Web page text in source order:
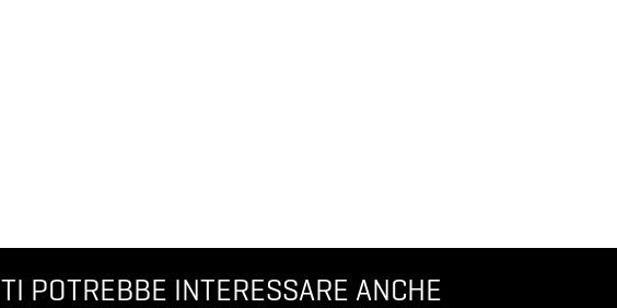
TI POTREBBE INTERESSARE ANCHE